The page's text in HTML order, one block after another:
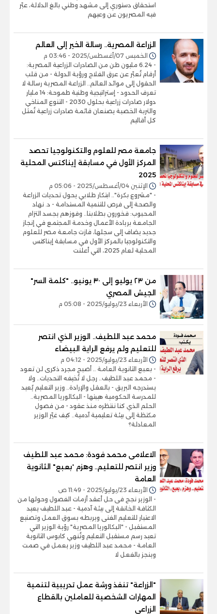
استحقاق دستوري إلى مشهد وطني بالغ الدلالة، عبّر
فيه المصريون عن وعيهم
الزراعة المصرية.. رسالة الخير إلى العالم
الخميس 07/أغسطس/2025 - 03:46 م
- 6.24 مليون طن من الصادرات الزراعية المصرية:
أرقام تُعبّر عن عرق الفلاح ورؤية الدولة - من قلب
الحقول إلى موائد العالم.. الزراعة المصرية رسالة لا
تعرف الحدود - إستراتيجية وطنية طموحة: 14 مليار
دولار صادرات زراعية بحلول 2030 - التنوع المناخي
والتربة الخصبة يصنعان قائمة صادرات زراعية تُمثل
كل أقاليم
جامعة مصر للعلوم والتكنولوجيا تحصد
المركز الأول في مسابقة إيناكتس المحلية
2025
الإثنين 04/أغسطس/2025 - 05:06 م
- "مشروع بكرة".. ابتكار طلابي يحول تحديات الزراعة
والصحة إلى فرص للتنمية المستدامة - د. نهاد
المحبوب: فخورون بطلابنا.. وفوزهم يجسد التزام
الجامعة بريادة الأعمال وخدمة المجتمع في إنجاز
جديد يضاف إلى سجلها، فازت جامعة مصر للعلوم
والتكنولوجيا بالمركز الأول في مسابقة إيناكتس
المحلية لعام 2025، التي أعلنت
من ٢٣ يوليو إلى ٣٠ يونيو.. "كلمة السر"
الجيش المصري
الأربعاء 23/يوليو/2025 - 05:08 م
محمد عبد اللطيف.. الوزير الذي انتصر
للتعليم ولم يرفع الراية البيضاء
الأربعاء 23/يوليو/2025 - 04:12 م
- بعبع الثانوية العامة .. أصبح مجرد ذكرى لن تعود
- محمد عبد اللطيف.. رجل لا تُخيفه التحديات.. ولا
يستدرجه البريق - بالعقل والإرادة.. وزير التعليم يُعيد
للمدرسة الحكومية هيبتها - البكالوريا المصرية..
الحلم الذي كنا ننتظره منذ عقود - من فصول
مكتظة إلى بيئة تعليمية آدمية.. كيف غيّر الوزير
المعادلة؟
الاعلامى محمد فودة: محمد عبد اللطيف
وزير انتصر للتعليم.. وهزم 'بعبع" الثانوية
العامة
الأربعاء 23/يوليو/2025 - 11:49 ص
- الوزير نجح فى حل أعقد أزمات الفصول وحولها من
الكثافة الخانقة إلى بيئة آدمية - عبد اللطيف يعيد
الاعتبار للتعليم الفنى ويربطه بسوق العمل وتصنيع
المستقبل - "البكالوريا المصرية" رؤية الوزير التي
تعيد رسم مستقبل التعليم وتُنهي كابوس الثانوية
العامة - محمد عبد اللطيف وزير يعمل في صمت
وينجز بالفعل لا
"الزراعة" تنفذ ورشة عمل تدريبية لتنمية
المهارات الشخصية للعاملين بالقطاع
الزراعي